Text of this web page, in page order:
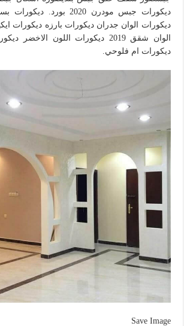
ديكورات جبس مودرن 2020
ديكورات الوان جدران ديكورات بارزه ديكورات
الوان شقق 2019 ديكورات اللون
ديكورات ام فلوحي.
Save Image